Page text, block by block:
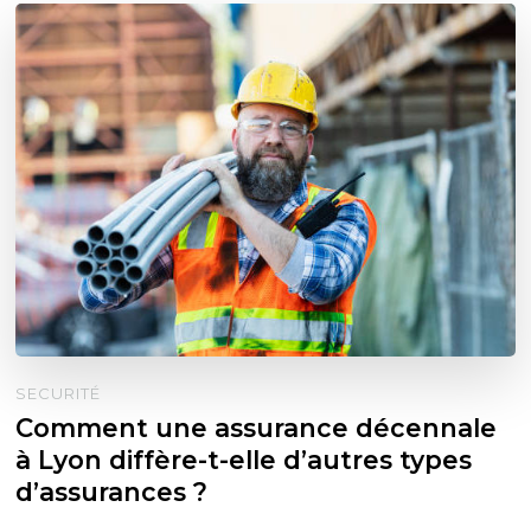
SECURITÉ
Comment une assurance décennale
à Lyon diffère-t-elle d’autres types
d’assurances ?